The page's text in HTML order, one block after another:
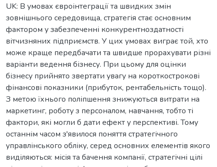
UK: В умовах євроінтеграції та швидких змін
зовнішнього середовища, стратегія стає основним
фактором у забезпеченні конкурентноздатності
вітчизняних підприємств. У цих умовах виграє той, хто
може краще передбачати та швидше прорахувати різні
варіанти ведення бізнесу. При цьому для оцінки
бізнесу прийнято звертати увагу на короткострокові
фінансові показники (прибуток, рентабельність тощо).
З метою їхнього поліпшення знижуються витрати на
маркетинг, роботу з персоналом, навчання, тобто ті
фактори, які могли б дати ефект у перспективі. Тому
останнім часом з'явилося поняття стратегічного
управлінського обліку, серед основних елементів якого
виділяються: місія та бачення компанії, стратегічні цілі